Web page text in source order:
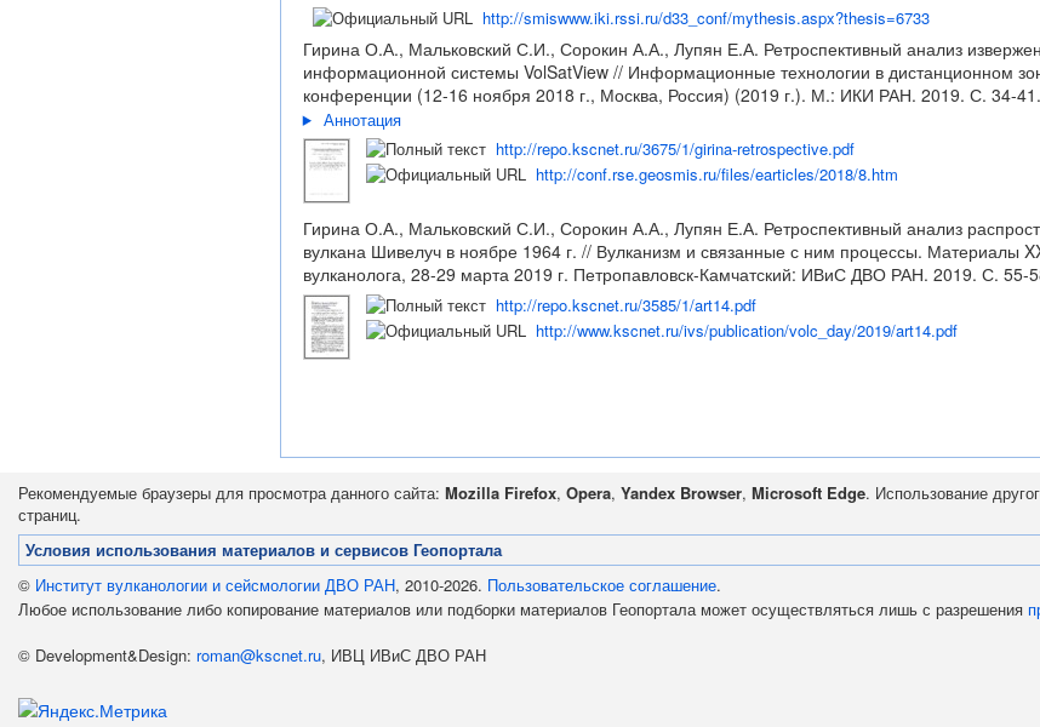
http://smiswww.iki.rssi.ru/d33_conf/mythesis.aspx?thesis=6733
Гирина О.А., Мальковский С.И., Сорокин А.А., Лупян Е.А. Ретроспективный анализ
информационной системы VolSatView // Информационные технологии в дистанционном
конференции (12-16 ноября 2018 г., Москва, Россия) (2019 г.). М.: ИКИ РАН. 2019. С. 34-41.
Аннотация
http://repo.kscnet.ru/3675/1/girina-retrospective.pdf
http://conf.rse.geosmis.ru/files/earticles/2018/8.htm
Гирина О.А., Мальковский С.И., Сорокин А.А., Лупян Е.А. Ретроспективный анализ
вулкана Шивелуч в ноябре 1964 г. // Вулканизм и связанные с ним процессы. Материалы
вулканолога, 28-29 марта 2019 г. Петропавловск-Камчатский: ИВиС ДВО РАН. 2019. С. 55-
http://repo.kscnet.ru/3585/1/art14.pdf
http://www.kscnet.ru/ivs/publication/volc_day/2019/art14.pdf
Рекомендуемые браузеры для просмотра данного сайта: Mozilla Firefox, Opera, Yandex Browser, Microsoft Edge. Использование
страниц.
Условия использования материалов и сервисов Геопортала
© Институт вулканологии и сейсмологии ДВО РАН, 2010-2026. Пользовательское соглашение.
Любое использование либо копирование материалов или подборки материалов Геопортала может осуществляться лишь с разрешения
© Development&Design: roman@kscnet.ru, ИВЦ ИВиС ДВО РАН